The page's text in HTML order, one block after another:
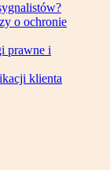
o ochronie
prawne i
klienta